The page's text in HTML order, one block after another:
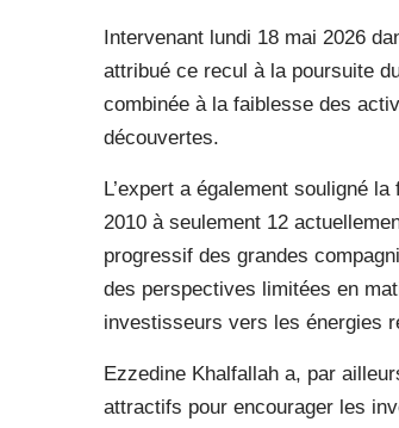
Intervenant lundi 18 mai 2026
attribué ce recul à la poursuite
combinée à la faiblesse des
découvertes.
L’expert a également souligné
2010 à seulement 12
progressif des grandes
des perspectives limitées en
investisseurs vers les énergies
Ezzedine Khalfallah a, par
attractifs pour encourager les